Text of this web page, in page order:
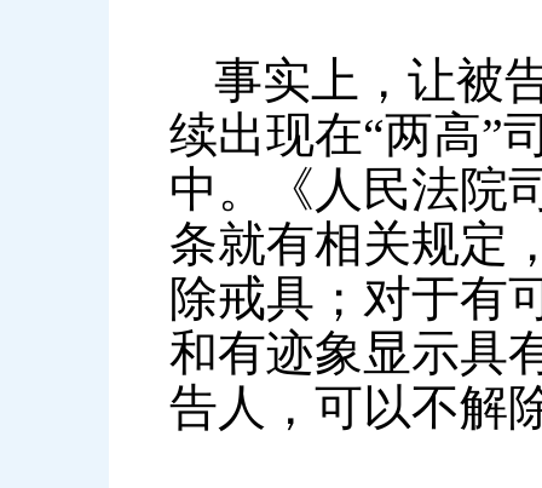
事实上，让被
续出现在“两高”
中。《人民法院
条就有相关规定
除戒具；对于有
和有迹象显示具
告人，可以不解